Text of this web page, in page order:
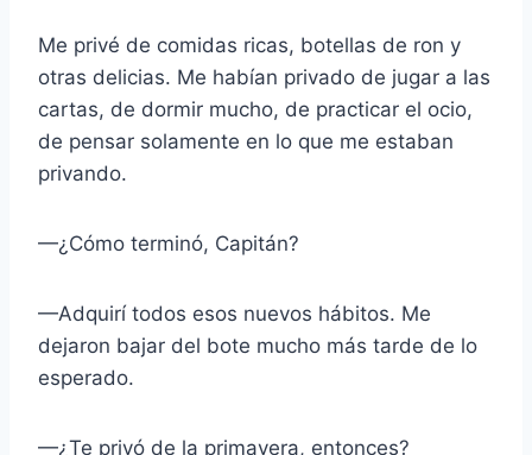
Me privé de comidas ricas, botellas de ron y
otras delicias. Me habían privado de jugar a las
cartas, de dormir mucho, de practicar el ocio,
de pensar solamente en lo que me estaban
privando.
—¿Cómo terminó, Capitán?
—Adquirí todos esos nuevos hábitos. Me
dejaron bajar del bote mucho más tarde de lo
esperado.
—¿Te privó de la primavera, entonces?